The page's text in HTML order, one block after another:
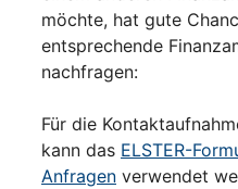
möchte, hat gute
entsprechende
nachfragen:
Für die
kann das ELSTER-
Anfragen verwendet